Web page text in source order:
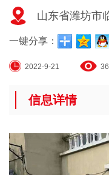
山东省潍坊市
一键分享：
2022-9-21
信息详情